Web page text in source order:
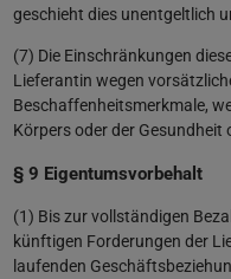
geschieht dies unentgeltlich
(7) Die Einschränkungen
Lieferantin wegen
Beschaffenheitsmerkmale,
Körpers oder der
§ 9 Eigentumsvorbehalt
(1) Bis zur vollständigen
künftigen Forderungen der
laufenden